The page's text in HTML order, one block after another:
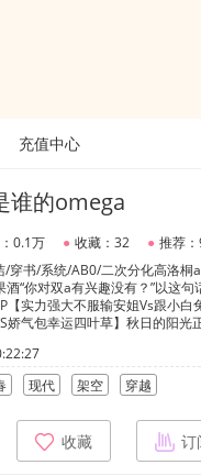
充值中心
谁的omega
0.1万 ● 收藏：32 ● 推荐
穿书/系统/AB0/二次分化高洛
“你对双a有兴趣没有？”以这
【实力强大不服输安姐Vs跟小
娇气包幸运四叶草】秋日的阳
上闪过，引的他侧目望去。是
的猎人，眼神执着，发着淡淡
柔弱的样子。雪豹只是勾了勾
现代 架空 穿越
收藏 订